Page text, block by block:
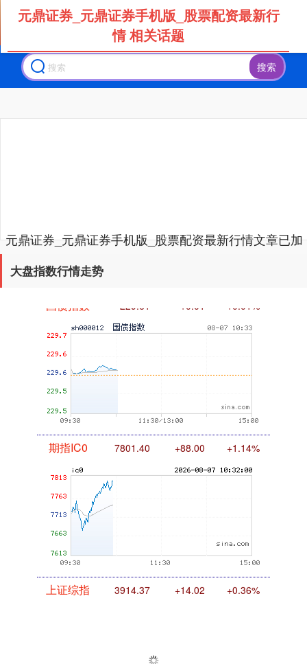
搜索
元鼎证券_元鼎证券手机版_股票配资最新行
情 相关话题
元鼎证券_元鼎证券手机版_股票配资最新行情文章已加
大盘指数行情走势
创业板指 3578.08 +62.52
国债指数 229.61 +0.01 +0.01%
期指IC0 7801.40 +88.00 +1.14%
上证综指 3914.37 +14.02 +0.36%